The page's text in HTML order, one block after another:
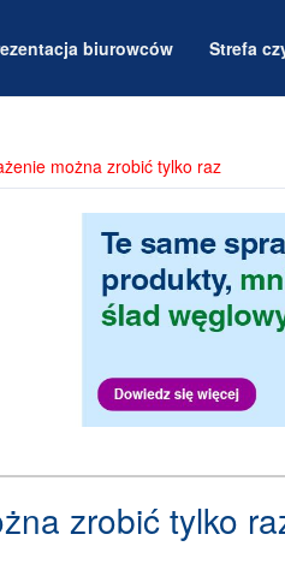
biurowców Strefa
można zrobić tylko raz
zrobić tylko